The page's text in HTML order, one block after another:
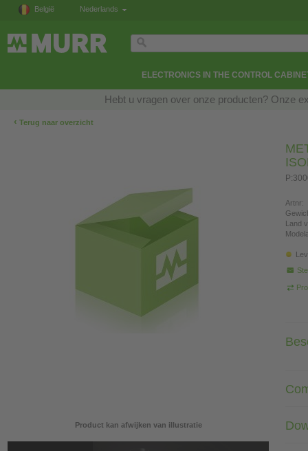
België Nederlands
ELECTRONICS IN THE CONTROL
Hebt u vragen over onze producten? Onze
‹ Terug naar overzicht
Product kan afwijken van illustratie
Artnr:
Land